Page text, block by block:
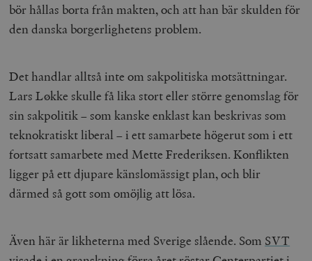
bör hållas borta från makten, och att han bär skulden för
den danska borgerlighetens problem.
Det handlar alltså inte om sakpolitiska motsättningar.
Lars Løkke skulle få lika stort eller större genomslag för
sin sakpolitik – som kanske enklast kan beskrivas som
teknokratiskt liberal – i ett samarbete högerut som i ett
fortsatt samarbete med Mette Frederiksen. Konflikten
ligger på ett djupare känslomässigt plan, och blir
därmed så gott som omöjlig att lösa.
Även här är likheterna med Sverige slående. Som SVT